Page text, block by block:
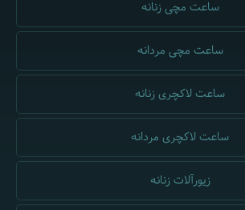
ساعت مچی زنانه
ساعت مچی مردانه
ساعت لاکچری زنانه
ساعت لاکچری مردانه
زیورآلات زنانه